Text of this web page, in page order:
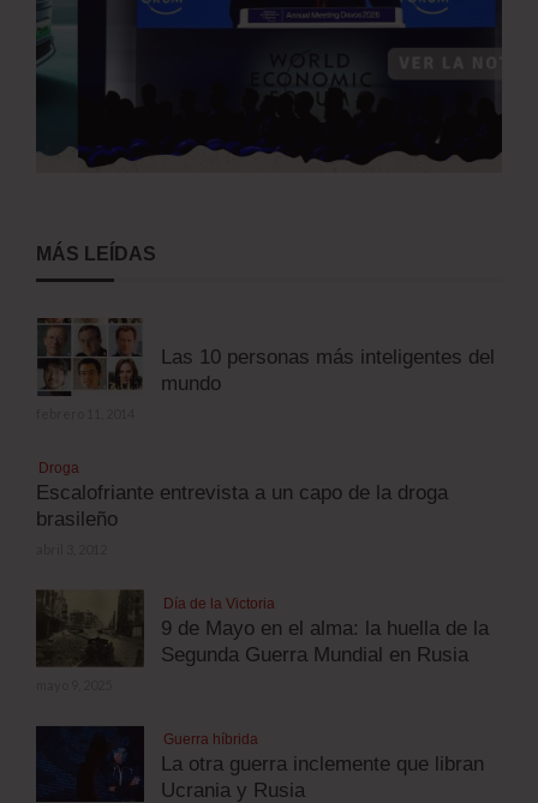
MÁS LEÍDAS
Las 10 personas más inteligentes del
mundo
Droga
Escalofriante entrevista a un capo de la droga
brasileño
Día de la Victoria
9 de Mayo en el alma: la huella de la
Segunda Guerra Mundial en Rusia
Guerra híbrida
La otra guerra inclemente que libran
Ucrania y Rusia